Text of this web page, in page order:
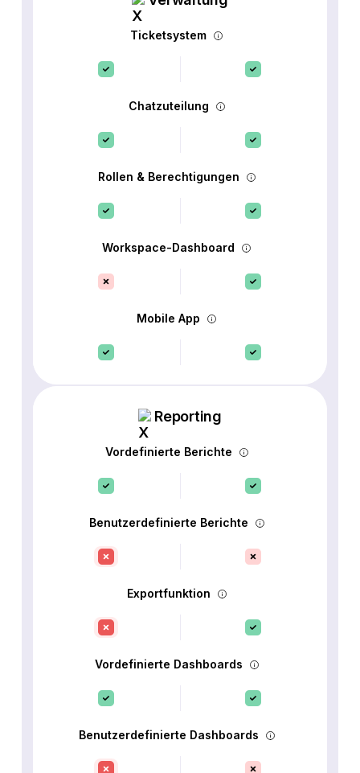
Ticketsystem
Chatzuteilung
Rollen & Berechtigungen
Workspace-Dashboard
Mobile App
Reporting
Vordefinierte Berichte
Benutzerdefinierte Berichte
Exportfunktion
Vordefinierte Dashboards
Benutzerdefinierte Dashboards